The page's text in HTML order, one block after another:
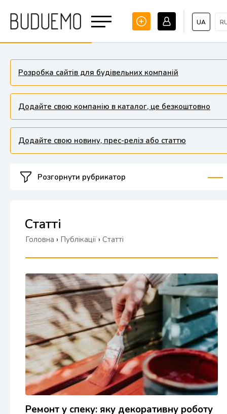
UA
Розробка сайтів для будівельних компаній
Додайте свою компанію в каталог, це безкоштовно
Додайте свою новину, прес-реліз або статтю
Розгорнути рубрикатор
Статті
Головна › Публікації › Статті
Ремонт у спеку: яку декоративну роботу